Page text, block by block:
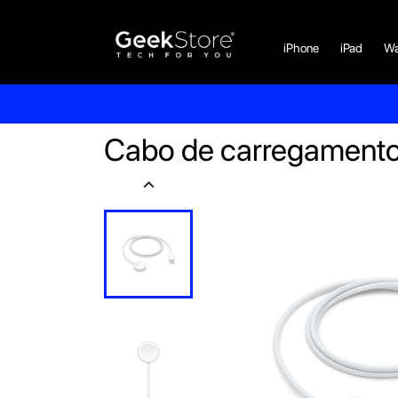
iPhone iPad
Cabo de
